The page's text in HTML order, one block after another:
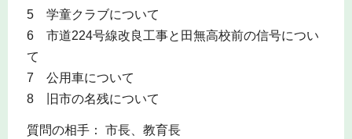
5 学童クラブについて
6 市道224号線改良工事と田無高校前の信号につい
て
7 公用車について
8 旧市の名残について
質問の相手： 市長、教育長